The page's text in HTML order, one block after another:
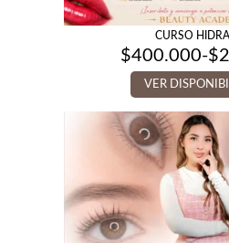
CURSO
$
-
$400.000
de
VER